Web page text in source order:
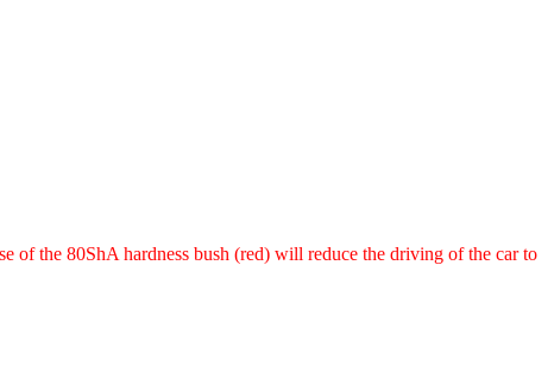
of the 80ShA hardness bush (red) will reduce the driving of the car to